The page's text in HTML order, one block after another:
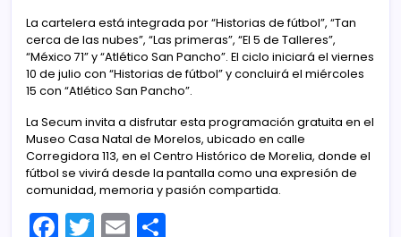
La cartelera está integrada por “Historias de fútbol”, “Tan
cerca de las nubes”, “Las primeras”, “El 5 de Talleres”,
“México 71” y “Atlético San Pancho”. El ciclo iniciará el viernes
10 de julio con “Historias de fútbol” y concluirá el miércoles
15 con “Atlético San Pancho”.
La Secum invita a disfrutar esta programación gratuita en el
Museo Casa Natal de Morelos, ubicado en calle
Corregidora 113, en el Centro Histórico de Morelia, donde el
fútbol se vivirá desde la pantalla como una expresión de
comunidad, memoria y pasión compartida.
F T E